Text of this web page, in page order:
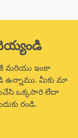
మరియు ఇంకా
ఉన్నాము. మీకు మా
ఒక్కసారి లేదా
రండి.